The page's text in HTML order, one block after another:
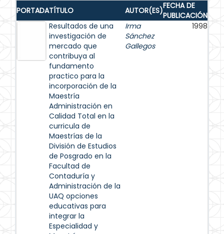
PORTADATÍTULO AUTOR(ES)FECHA DE
PUBLICACIÓN
Resultados de una
investigación de
mercado que
contribuya al
fundamento
practico para la
incorporación de la
Maestría
Administración en
Calidad Total en la
curricula de
Maestrías de la
División de Estudios
de Posgrado en la
Facultad de
Contaduría y
Administración de la
UAQ opciones
educativas para
integrar la
Especialidad y
Irma
Sánchez
Gallegos
1998